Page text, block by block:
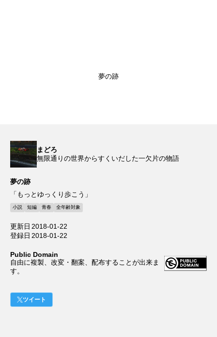
夢の跡
まどろ
無限通りの世界からすくいだした一欠片の物語
夢の跡
「もっとゆっくり歩こう」
小説 短編 青春 全年齢対象
更新日 2018-01-22
登録日 2018-01-22
Public Domain
自由に複製、改変・翻案、配布することが出来ま
す。
ツイート